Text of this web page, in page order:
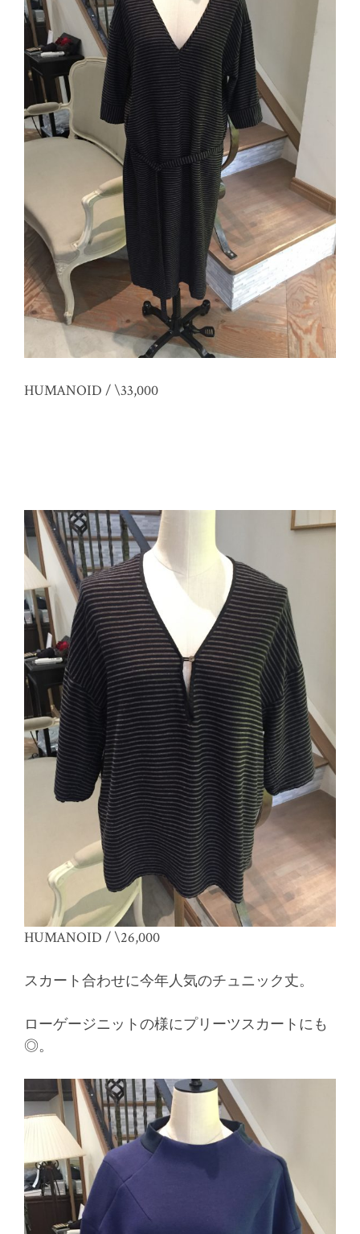
HUMANOID / \33,000
HUMANOID / \26,000
スカート合わせに今年人気のチュニック丈。
ローゲージニットの様にプリーツスカートにも
◎。